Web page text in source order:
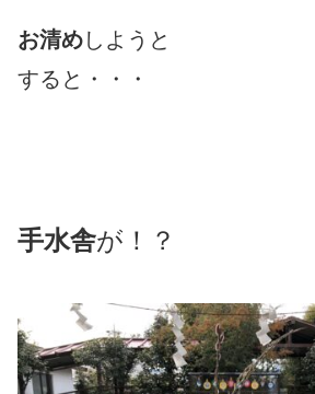
お清めしようと
すると・・・
手水舎が！？